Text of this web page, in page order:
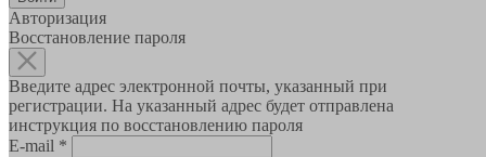
Авторизация
Восстановление пароля
Введите адрес электронной почты, указанный при
регистрации. На указанный адрес будет отправлена
инструкция по восстановлению пароля
E-mail *